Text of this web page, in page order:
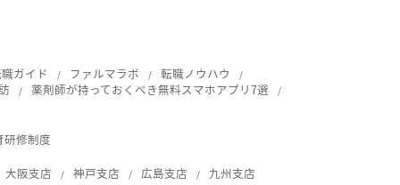
ガイド ファルマラボ
転職ノウハウ
薬剤師が持っておくべき無料スマホアプリ7選
研修制度
大阪支店 神戸支店 広島支店 九州支店